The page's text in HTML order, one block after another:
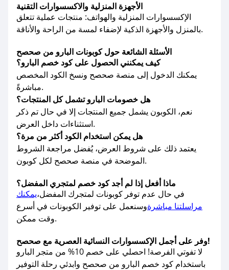
الأجهزة المنزلية والاكسسوارات التقنية
الإكسسوارات المنزلية والهواتف: منتجات عملية تتعلق
بالمنزل والأجهزة الذكية لإضفاء لمسة من الراحة والأناقة.
الأسئلة الشائعة حول كوبونات البارو من صحصح
كيف يمكنني الحصول على كود خصم البارو؟
يمكنك الدخول إلى منصة صحصح ونسخ الكود المخصص
مباشرةً.
هل خصومات البارو تشمل كل المنتجات؟
نعم، الكوبون يشمل جميع المنتجات إلا في حال تم ذكر
استثناءات داخل العرض.
هل يمكن استخدام الكود أكثر من مرة؟
يعتمد ذلك على شروط العرض، يُفضل مراجعة الشروط
الموضحة في منصة صحصح لكل كوبون.
ماذا أفعل إذا لم أجد كود خصم لمتجري المفضل؟
في حال عدم توفر كوبونات لمتجرك المفضل،يمكنك
مراسلتنا مباشرةوسنعمل على توفير الكوبونات في أسرع
وقت ممكن.
وفر على أجمل الإكسسوارات النسائية العصرية مع صحصح!
لا تفوتي الفرصة! احصلي على خصم 10% من متجر البارو
باستخدام كود خصم البارو من صحصح وابدئي رحلة التوفير